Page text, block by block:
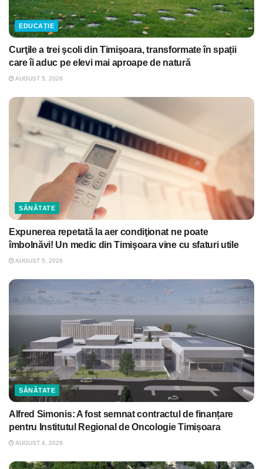
EDUCAȚIE
Curţile a trei şcoli din Timişoara, transformate în spații
care îi aduc pe elevi mai aproape de natură
AUGUST 5, 2026
SĂNĂTATE
Expunerea repetată la aer condiţionat ne poate
îmbolnăvi! Un medic din Timişoara vine cu sfaturi utile
AUGUST 5, 2026
SĂNĂTATE
Alfred Simonis: A fost semnat contractul de finanțare
pentru Institutul Regional de Oncologie Timișoara
AUGUST 4, 2026